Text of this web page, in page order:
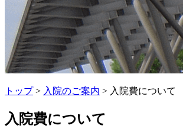
トップ> 入院のご案内 > 入院費について
入院費について